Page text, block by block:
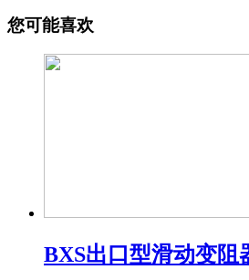
您可能喜欢
BXS出口型滑动变阻